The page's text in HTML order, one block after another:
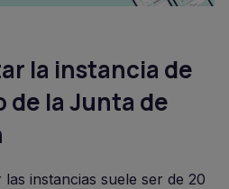
la instancia de
la Junta de
instancias suele ser de 20